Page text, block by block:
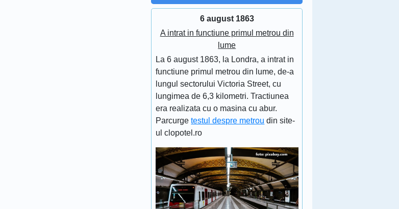
6 august 1863
A intrat in functiune primul metrou din
lume
La 6 august 1863, la Londra, a intrat in
functiune primul metrou din lume, de-a
lungul sectorului Victoria Street, cu
lungimea de 6,3 kilometri. Tractiunea
era realizata cu o masina cu abur.
Parcurgetestul despre metrou din site-
ul clopotel.ro